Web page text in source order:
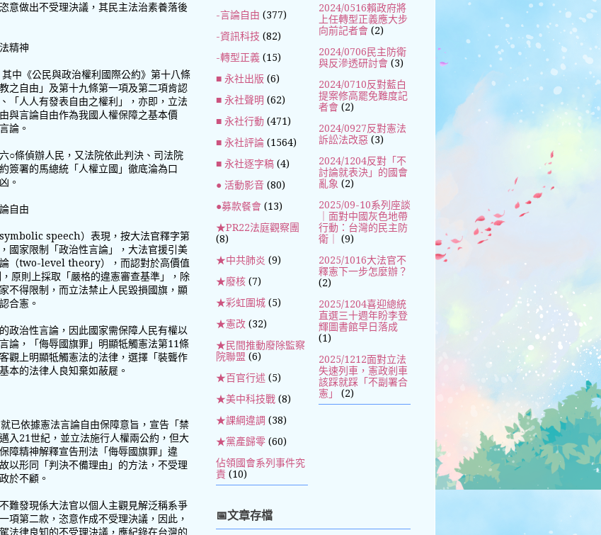
意做出不受理決議，其民主法治素養落後
精神
中《公民與政治權利國際公約》第十八條
之自由」及第十九條第一項及第二項肯認
「人人有發表自由之權利」，亦即，立法
與言論自由作為我國人權保障之基本價
論。
○條偵辦人民，又法院依此判決、司法院
簽署的馬總統「人權立國」徹底淪為口
。
自由
speech）表現，按大法官釋字第
國家限制「政治性言論」，大法官援引美
（two-level theory），而認對於高價值
則上採取「嚴格的違憲審查基準」，除
不得限制，而立法禁止人民毀損國旗，顯
合憲。
政治性言論，因此國家需保障人民有權以
論，「侮辱國旗罪」明顯牴觸憲法第11條
觀上明顯牴觸憲法的法律，選擇「裝聾作
本的法律人良知棄如蔽屣。
已依據憲法言論自由保障意旨，宣告「禁
入21世紀，並立法施行人權兩公約，但大
障精神解釋宣告刑法「侮辱國旗罪」違
以形同「判決不備理由」的方法，不受理
於不顧。
難發現係大法官以個人主觀見解泛稱系爭
項第二款，恣意作成不受理決議，因此，
法律良知的不受理決議，應紀錄在台灣的
-言論自由 (377)
-資訊科技 (82)
-轉型正義 (15)
■ 永社出版 (6)
■ 永社聲明 (62)
■ 永社行動 (471)
■ 永社評論 (1564)
■ 永社逐字稿 (4)
● 活動影音 (80)
●募款餐會 (13)
★PR22法庭觀察團
(8)
★中共肺炎 (9)
★廢核 (7)
★彩虹圍城 (5)
★憲改 (32)
★民間推動廢除監察
院聯盟 (6)
★百官行述 (5)
★美中科技戰 (8)
★課綱違調 (38)
★黨產歸零 (60)
佔領國會系列事件究
責 (10)
2024/0516賴政府將
上任轉型正義應大步
向前記者會 (2)
2024/0706民主防衛
與反滲透研討會 (3)
2024/0710反對藍白
提案修高罷免難度記
者會 (2)
2024/0927反對憲法
訴訟法改惡 (3)
2024/1204反對「不
討論就表決」的國會
亂象 (2)
2025/09-10系列座談
｜面對中國灰色地帶
行動：台灣的民主防
衛｜
(9)
2025/1016大法官不
釋憲下一步怎麼辦？
(2)
2025/1204喜迎總統
直選三十週年盼李登
輝圖書館早日落成
(1)
2025/1212面對立法
失速列車，憲政剎車
該踩就踩「不副署合
憲」
(2)
📅文章存檔